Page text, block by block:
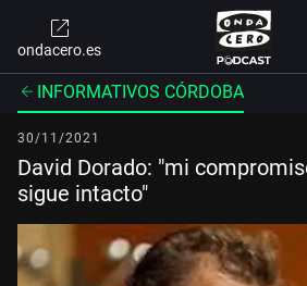
ondacero.es
INFORMATIVOS CÓRDOBA
30/11/2021
David Dorado: "mi
sigue intacto"